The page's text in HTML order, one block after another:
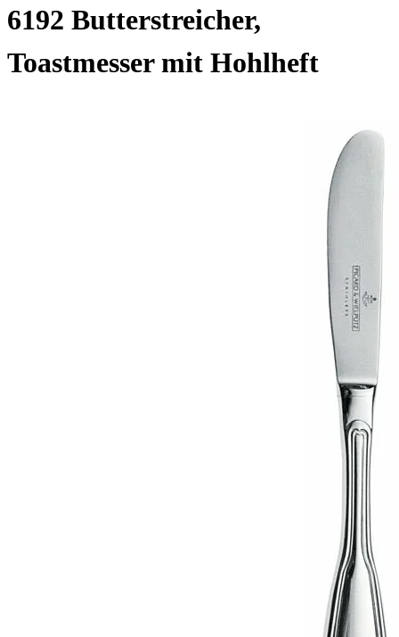
6192 Butterstreicher,
Toastmesser mit Hohlheft